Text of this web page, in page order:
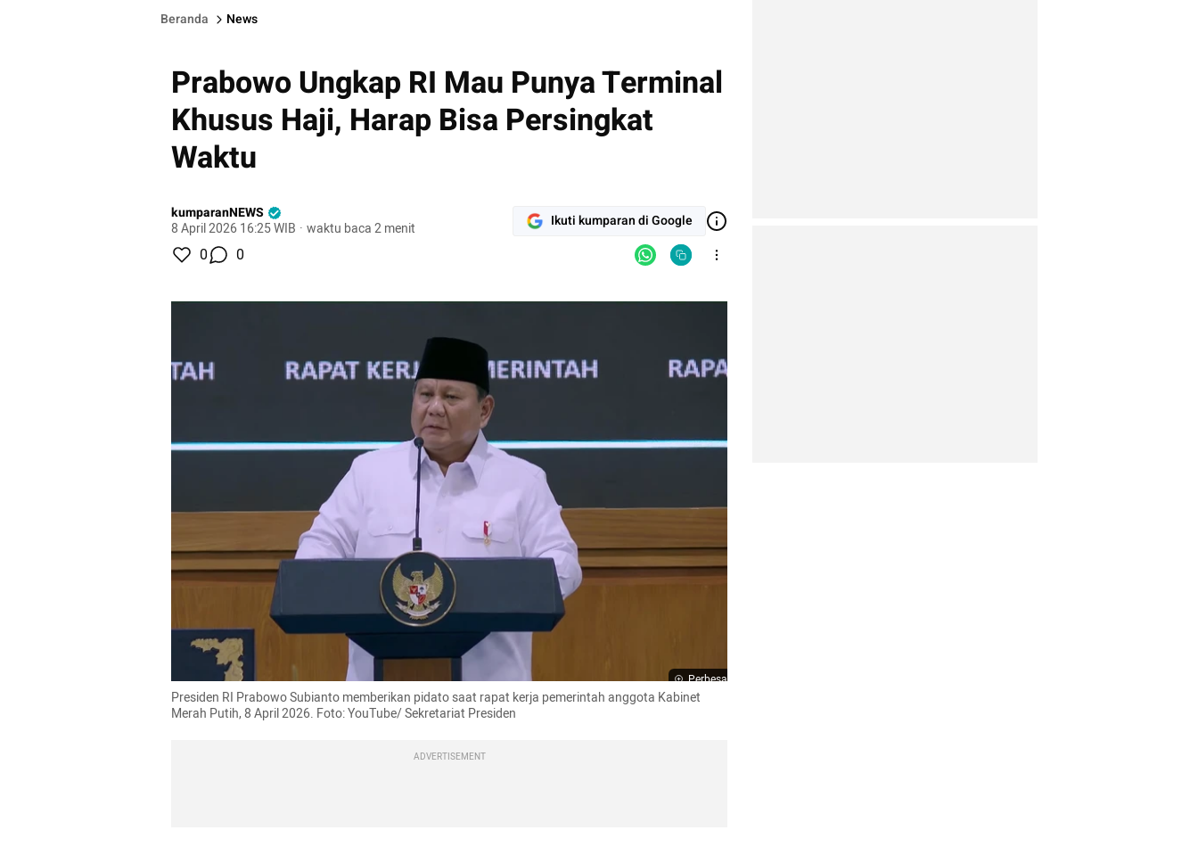
Beranda News
Prabowo Ungkap RI Mau Punya Terminal
Khusus Haji, Harap Bisa Persingkat
Waktu
kumparanNEWS
8 April 2026 16:25 WIB · waktu baca 2 menit Ikuti kumparan di Google
0 0
Perbesar
Presiden RI Prabowo Subianto memberikan pidato saat rapat kerja pemerintah anggota Kabinet
Merah Putih, 8 April 2026. Foto: YouTube/ Sekretariat Presiden
ADVERTISEMENT